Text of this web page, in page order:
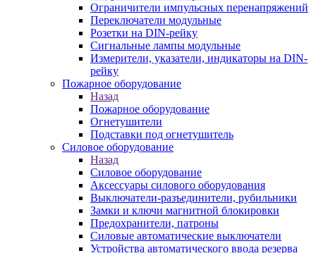
Ограничители импульсных перенапряжений
Переключатели модульные
Розетки на DIN-рейку
Сигнальные лампы модульные
Измерители, указатели, индикаторы на DIN-
рейку
Пожарное оборудование
Назад
Пожарное оборудование
Огнетушители
Подставки под огнетушитель
Силовое оборудование
Назад
Силовое оборудование
Аксессуары силового оборудования
Выключатели-разъединители, рубильники
Замки и ключи магнитной блокировки
Предохранители, патроны
Силовые автоматические выключатели
Устройства автоматического ввода резерва